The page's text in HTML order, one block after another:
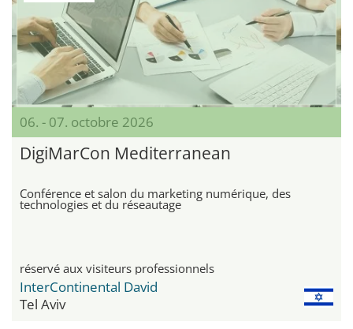
06. - 07. octobre 2026
DigiMarCon Mediterranean
Conférence et salon du marketing numérique, des
technologies et du réseautage
réservé aux visiteurs professionnels
InterContinental David
Tel Aviv